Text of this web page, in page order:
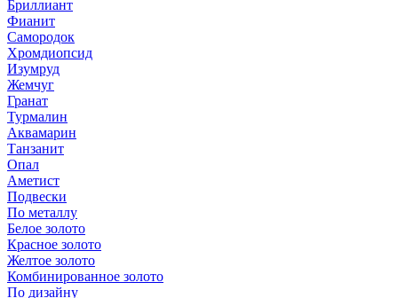
Бриллиант
Фианит
Самородок
Хромдиопсид
Изумруд
Жемчуг
Гранат
Турмалин
Аквамарин
Танзанит
Опал
Аметист
Подвески
По металлу
Белое золото
Красное золото
Желтое золото
Комбинированное золото
По дизайну